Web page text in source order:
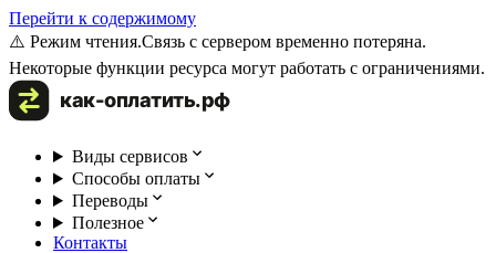
Перейти к содержимому
⚠️ Режим чтения.Связь с сервером временно потеряна.
Некоторые функции ресурса могут работать с ограничениями.
Виды сервисов
Способы оплаты
Переводы
Полезное
Контакты